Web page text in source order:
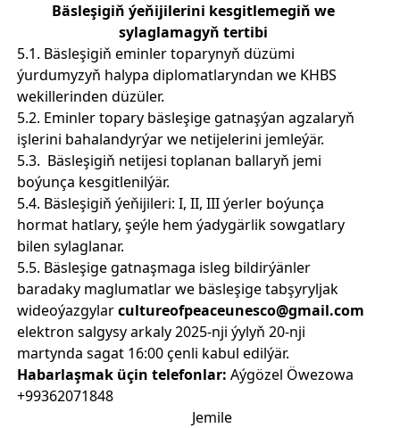
Bäsleşigiň ýeňijilerini kesgitlemegiň we
sylaglamagyň tertibi
5.1. Bäsleşigiň eminler toparynyň düzümi
ýurdumyzyň halypa diplomatlaryndan we KHBS
wekillerinden düzüler.
5.2. Eminler topary bäsleşige gatnaşýan agzalaryň
işlerini bahalandyrýar we netijelerini jemleýär.
5.3. Bäsleşigiň netijesi toplanan ballaryň jemi
boýunça kesgitlenilýär.
5.4. Bäsleşigiň ýeňijileri: I, II, III ýerler boýunça
hormat hatlary, şeýle hem ýadygärlik sowgatlary
bilen sylaglanar.
5.5. Bäsleşige gatnaşmaga isleg bildirýänler
baradaky maglumatlar we bäsleşige tabşyryljak
wideoýazgylarcultureofpeaceunesco@gmail.com
elektron salgysy arkaly 2025-nji ýylyň 20-nji
martynda sagat 16:00 çenli kabul edilýär.
Habarlaşmak üçin telefonlar: Aýgözel Öwezowa
+99362071848
Jemile